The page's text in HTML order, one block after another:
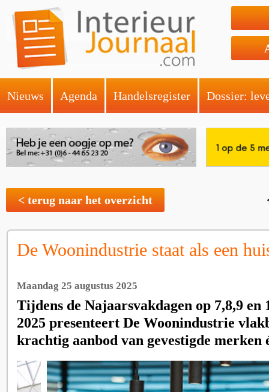
Nieuws Agenda Handelsregister Dossier:
< terug naar het overzicht
De Woonindustrie staat als een
Maandag 25 augustus 2025
Tijdens de Najaarsvakdagen op 7,8,9 en
2025 presenteert De Woonindustrie
krachtig aanbod van gevestigde merken